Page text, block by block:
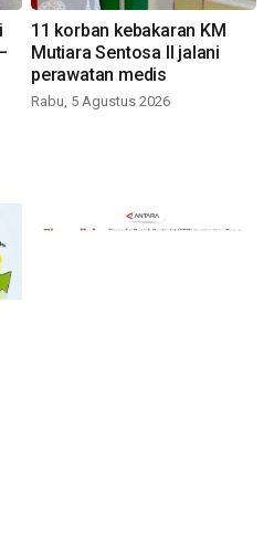
11 korban kebakaran KM
Mutiara Sentosa II jalani
perawatan medis
Rabu, 5 Agustus 2026